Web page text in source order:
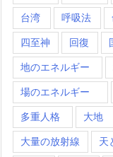
台湾 呼吸法
四至神 回復
地のエネルギー
場のエネルギー
多重人格 大地
大量の放射線 天